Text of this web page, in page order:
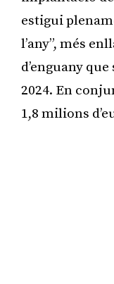
estigui
l’any”, més
d’enguany
2024. En
1,8 milions